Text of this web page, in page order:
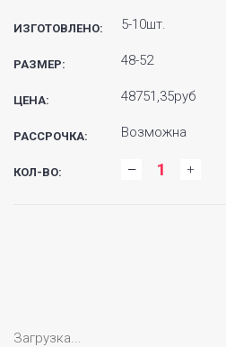
ИЗГОТОВЛЕНО: 5-10шт.
РАЗМЕР: 48-52
ЦЕНА: 48751,35руб
РАССРОЧКА: Возможна
КОЛ-ВО:
Загрузка...